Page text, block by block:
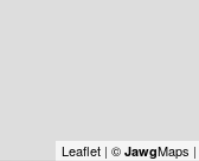
Leaflet| © JawgMaps |